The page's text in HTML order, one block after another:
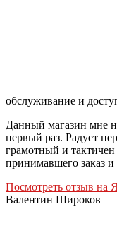
обслуживание и
Данный магазин мне
первый раз. Радует
грамотный и
принимавшего заказ
Посмотреть отзыв на
Валентин Широков